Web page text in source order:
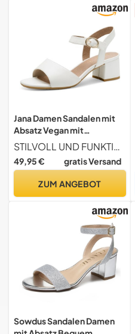
Jana Damen Sandalen mit
Absatz Vegan mit
Klettverschluss, Weiß
(White), 38 EU
STILVOLL UND FUNKTIONAL Die Schuhe überzeugen nicht nur durch ihr trendiges Design, sondern auch durch ihre Funktionalität, die dich für jede Alltagssituation optimal wappnet.
49,95 € gratis Versand
ZUM ANGEBOT
Sowdus Sandalen Damen